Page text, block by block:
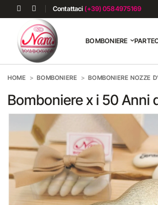
Contattaci (+39) 0584975169
BOMBONIERE
HOME BOMBONIERE BOMBONIERE NOZZE
Bomboniere x i 50 Anni